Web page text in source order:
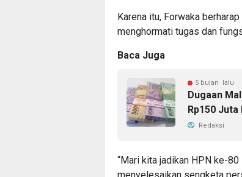
Karena itu, Forwaka
menghormati tugas dan
Baca Juga
5 bulan lalu
Dugaan
Rp150
Redaksi
“Mari kita jadikan HPN ke-